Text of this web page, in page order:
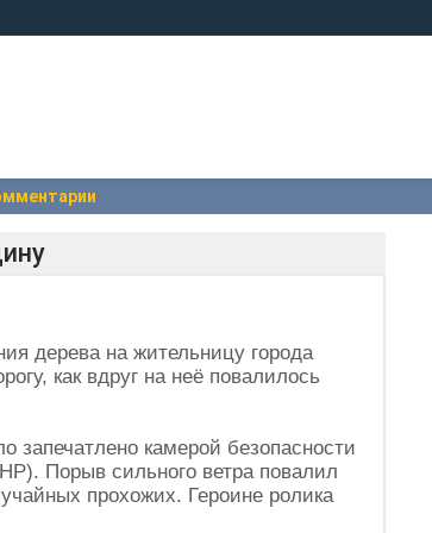
дерева на жительницу города
как вдруг на неё повалилось
запечатлено камерой безопасности
Порыв сильного ветра повалил
прохожих. Героине ролика